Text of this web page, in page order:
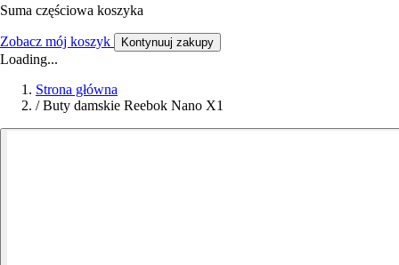
Suma częściowa koszyka
Zobacz mój koszyk Kontynuuj zakupy
Loading...
Strona główna
/ Buty damskie Reebok Nano X1